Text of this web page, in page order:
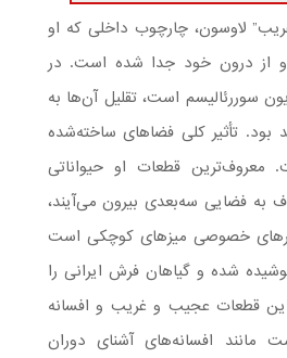
لاوسون، چارچوب داخلی که او
از درون خود جدا شده است. در
سوررئالیسم است، تقلیل آن‌ها به
بود. تأثیر کلی فضاهای ساخته‌شده
معروف‌ترین قطعات او حیواناتی
فضایی سه‌بعدی بیرون می‌آیند،
خصوصی میزهای کوچکی است
شده و گیاهان فرش ایرانی را
قطعات عجیب و غریب و افسانه
مانند افسانه‌های آشنای دوران